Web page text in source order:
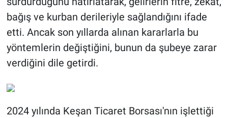
bağış ve kurban derileriyle sağlandığını ifade
etti. Ancak son yıllarda alınan kararlarla bu
yöntemlerin değiştiğini, bunun da şubeye zarar
verdiğini dile getirdi.
2024 yılında Keşan Ticaret Borsası'nın işlettiği